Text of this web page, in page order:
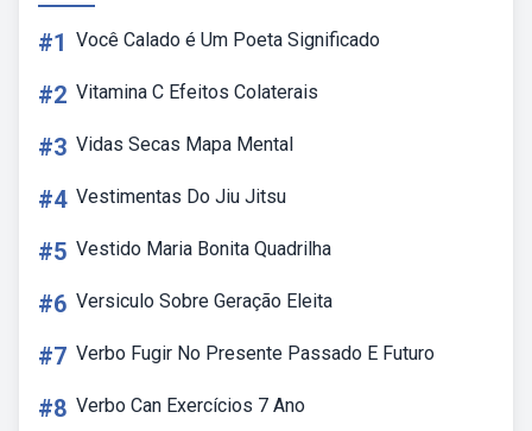
#1 Você Calado é Um Poeta Significado
#2 Vitamina C Efeitos Colaterais
#3 Vidas Secas Mapa Mental
#4 Vestimentas Do Jiu Jitsu
#5 Vestido Maria Bonita Quadrilha
#6 Versiculo Sobre Geração Eleita
#7 Verbo Fugir No Presente Passado E Futuro
#8 Verbo Can Exercícios 7 Ano